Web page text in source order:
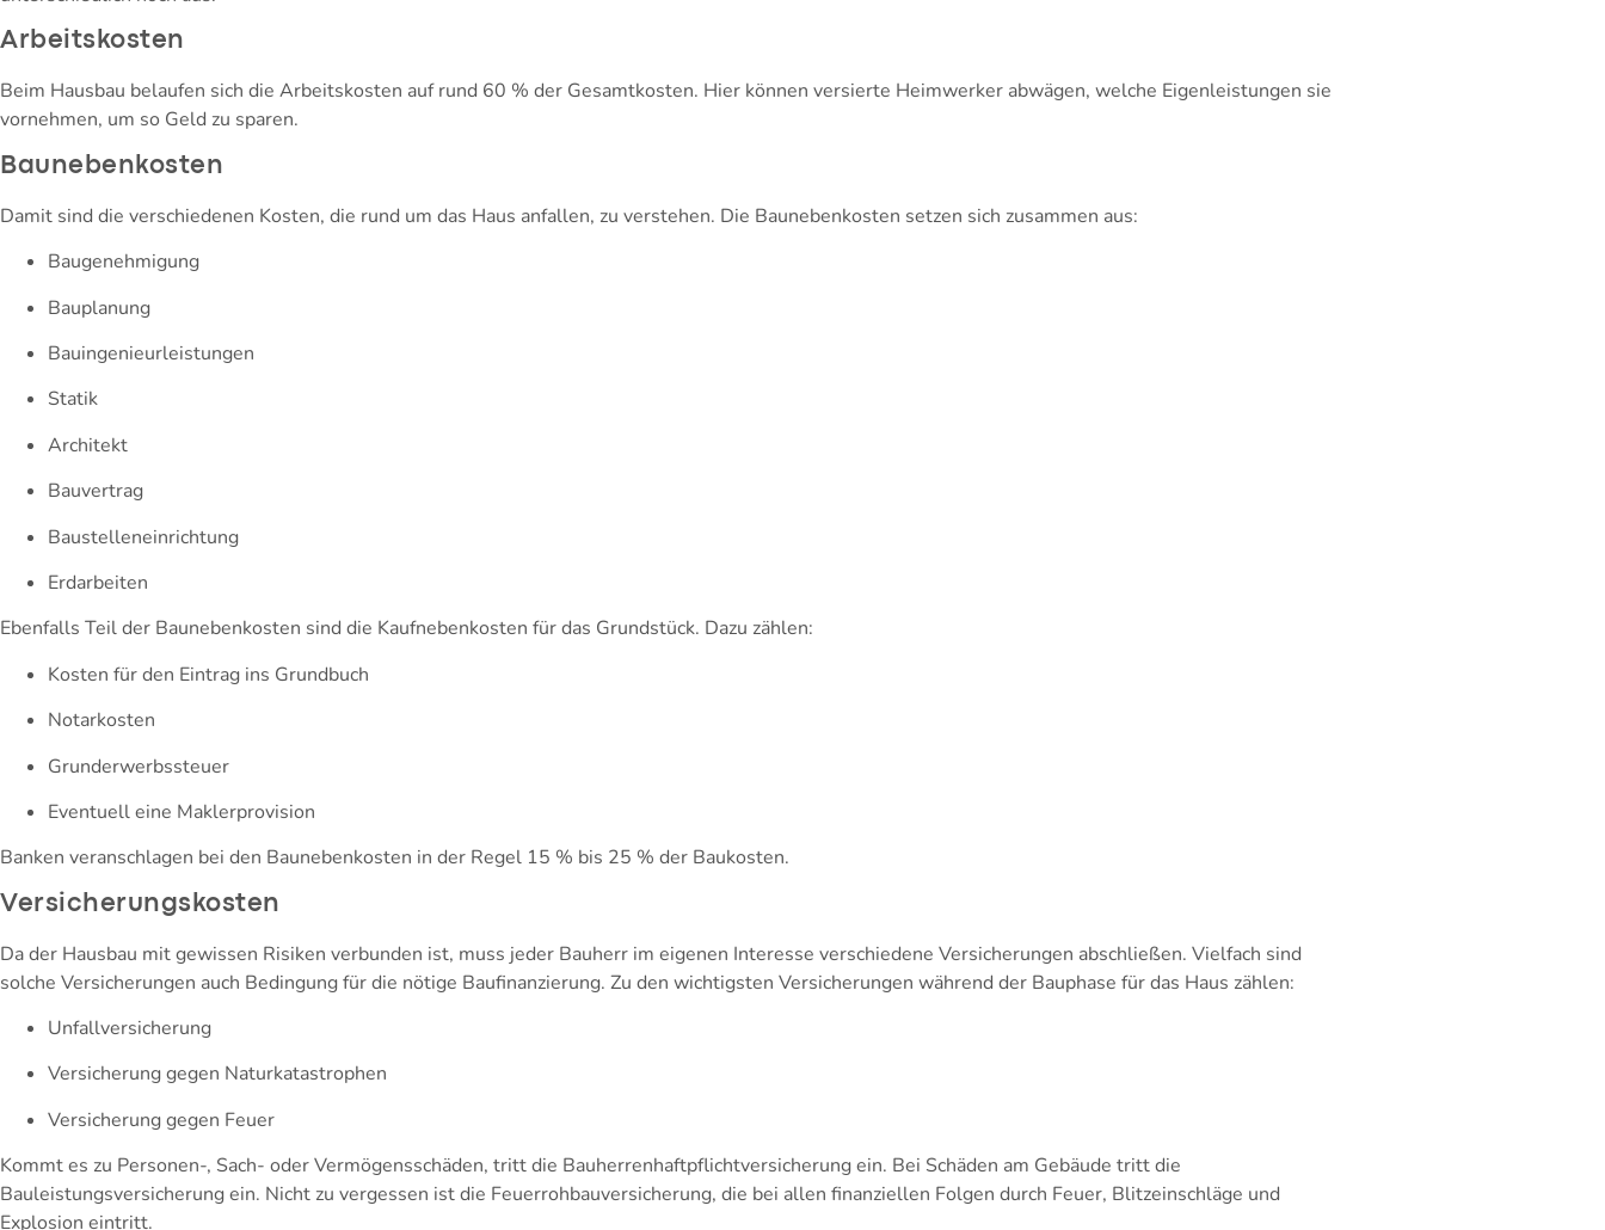
Arbeitskosten
Beim Hausbau belaufen sich die Arbeitskosten auf rund 60 % der Gesamtkosten. Hier können versierte Heimwerker abwägen, welche Eigenleistungen sie
vornehmen, um so Geld zu sparen.
Baunebenkosten
Damit sind die verschiedenen Kosten, die rund um das Haus anfallen, zu verstehen. Die Baunebenkosten setzen sich zusammen aus:
Baugenehmigung
Bauplanung
Bauingenieurleistungen
Statik
Architekt
Bauvertrag
Baustelleneinrichtung
Erdarbeiten
Ebenfalls Teil der Baunebenkosten sind die Kaufnebenkosten für das Grundstück. Dazu zählen:
Kosten für den Eintrag ins Grundbuch
Notarkosten
Grunderwerbssteuer
Eventuell eine Maklerprovision
Banken veranschlagen bei den Baunebenkosten in der Regel 15 % bis 25 % der Baukosten.
Versicherungskosten
Da der Hausbau mit gewissen Risiken verbunden ist, muss jeder Bauherr im eigenen Interesse verschiedene Versicherungen abschließen. Vielfach sind
solche Versicherungen auch Bedingung für die nötige Baufinanzierung. Zu den wichtigsten Versicherungen während der Bauphase für das Haus zählen:
Unfallversicherung
Versicherung gegen Naturkatastrophen
Versicherung gegen Feuer
Kommt es zu Personen-, Sach- oder Vermögensschäden, tritt die Bauherrenhaftpflichtversicherung ein. Bei Schäden am Gebäude tritt die
Bauleistungsversicherung ein. Nicht zu vergessen ist die Feuerrohbauversicherung, die bei allen finanziellen Folgen durch Feuer, Blitzeinschläge und
Explosion eintritt.